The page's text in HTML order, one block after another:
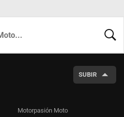
SUBIR
Motorpasión Moto